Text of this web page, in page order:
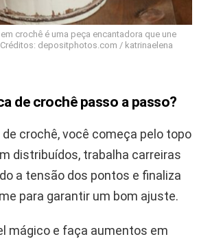
crochê é uma peça encantadora que une
depositphotos.com / katrinaelena
de crochê passo a passo?
crochê, você começa pelo topo
distribuídos, trabalha carreiras
a tensão dos pontos e finaliza
para garantir um bom ajuste.
mágico e faça aumentos em